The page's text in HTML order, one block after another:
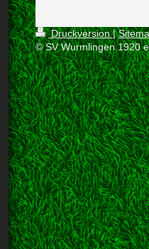
Druckversion|
© SV Wurmlingen 1920